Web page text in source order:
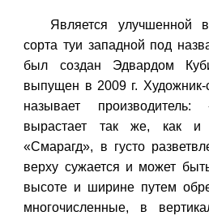
Является улучшенной
сорта туи западной под
был создан Эдвардом
выпущен в 2009 г. Художник-
называет производитель:
вырастает так же, как и
«Смарагд», в густо
верху сужается и может
высоте и ширине путем
многочисленные, в